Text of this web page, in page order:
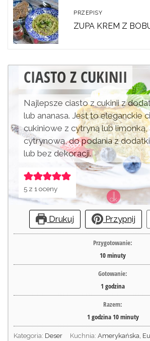
PRZEPISY
ZUPA KREM Z
CIASTO Z CUKINII
Najlepsze ciasto z cukinii z
lub ananasa. Jest to eleganckie
cukiniowe z cytryną lub
cytrynową, do podania z
lub bez dekoracji.
5 z 1 oceny
Drukuj Przypnij
Przygotowanie:
10minuty
Gotowanie:
1 godzina
Razem:
1 godzina10minuty
Kategoria: Deser Kuchnia:Amerykańska,